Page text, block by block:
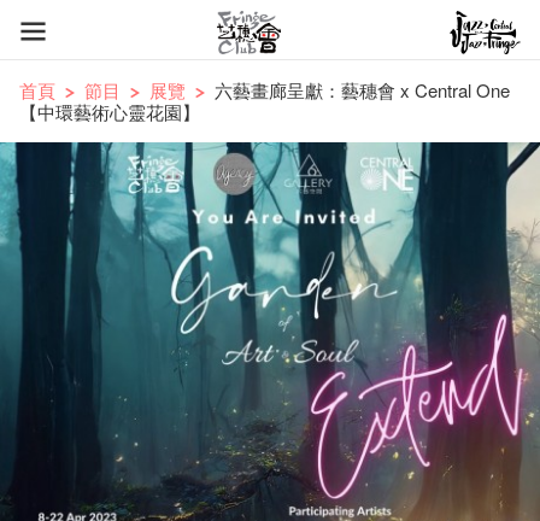
首頁 節目 展覽
六藝畫廊呈獻：藝穗會 x Central One
【中環藝術心靈花園】